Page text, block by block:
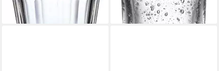
lieferbar - in 9-11 Werktagen bei
dir